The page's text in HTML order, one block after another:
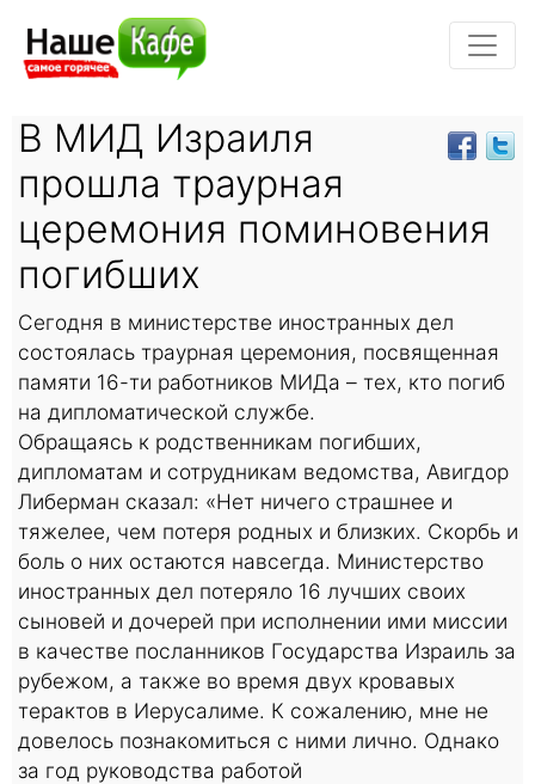
В МИД Израиля
прошла траурная
церемония поминовения
погибших
Сегодня в министерстве иностранных дел
состоялась траурная церемония, посвященная
памяти 16-ти работников МИДа – тех, кто погиб
на дипломатической службе.
Обращаясь к родственникам погибших,
дипломатам и сотрудникам ведомства, Авигдор
Либерман сказал: «Нет ничего страшнее и
тяжелее, чем потеря родных и близких. Скорбь и
боль о них остаются навсегда. Министерство
иностранных дел потеряло 16 лучших своих
сыновей и дочерей при исполнении ими миссии
в качестве посланников Государства Израиль за
рубежом, а также во время двух кровавых
терактов в Иерусалиме. К сожалению, мне не
довелось познакомиться с ними лично. Однако
за год руководства работой